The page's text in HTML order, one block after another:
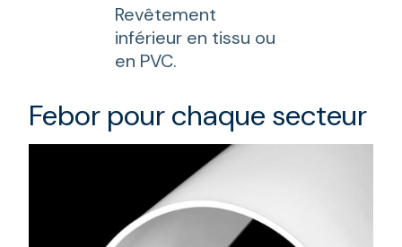
Revêtement
inférieur en tissu ou
en PVC.
Febor pour chaque secteur